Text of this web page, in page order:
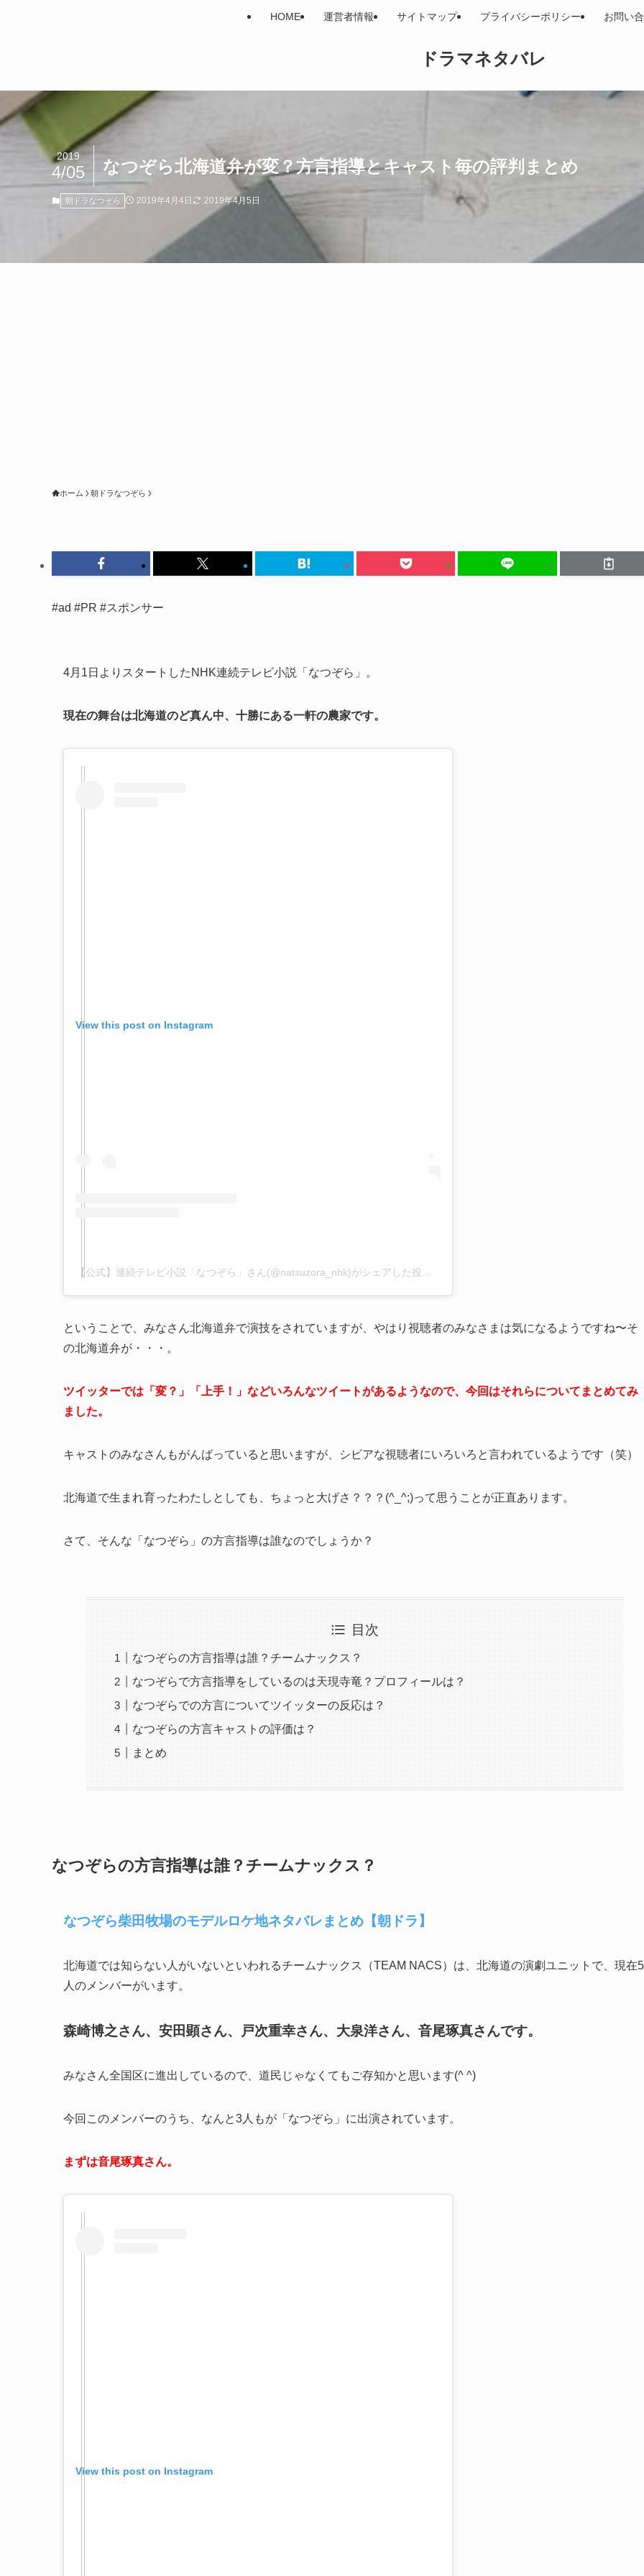
ドラマネタバレ
HOME 運営者情報 サイトマップ プライバシーポリシー お問い
なつぞら北海道弁が変？方言指導とキャスト毎の評判まとめ
2019
4/05
朝ドラなつぞら 2019年4月4日 2019年4月5日
ホーム 朝ドラなつぞら
#ad #PR #スポンサー
4月1日よりスタートしたNHK連続テレビ小説「なつぞら」。
現在の舞台は北海道のど真ん中、十勝にある一軒の農家です。
View this post on Instagram
ということで、みなさん北海道弁で演技をされていますが、やはり視聴者のみなさまは気になるようですね〜そ
の北海道弁が・・・。
ツイッターでは「変？」「上手！」などいろんなツイートがあるようなので、今回はそれらについてまとめてみ
ました。
キャストのみなさんもがんばっていると思いますが、シビアな視聴者にいろいろと言われているようです（笑）
北海道で生まれ育ったわたしとしても、ちょっと大げさ？？？(^_^;)って思うことが正直あります。
さて、そんな「なつぞら」の方言指導は誰なのでしょうか？
目次
なつぞらの方言指導は誰？チームナックス？
なつぞらで方言指導をしているのは天現寺竜？プロフィールは？
なつぞらでの方言についてツイッターの反応は？
なつぞらの方言キャストの評価は？
まとめ
なつぞらの方言指導は誰？チームナックス？
なつぞら柴田牧場のモデルロケ地ネタバレまとめ【朝ドラ】
北海道では知らない人がいないといわれるチームナックス（TEAM NACS）は、北海道の演劇ユニットで、現在5
人のメンバーがいます。
森崎博之さん、安田顕さん、戸次重幸さん、大泉洋さん、音尾琢真さんです。
みなさん全国区に進出しているので、道民じゃなくてもご存知かと思います(^ ^)
今回このメンバーのうち、なんと3人もが「なつぞら」に出演されています。
まずは音尾琢真さん。
View this post on Instagram